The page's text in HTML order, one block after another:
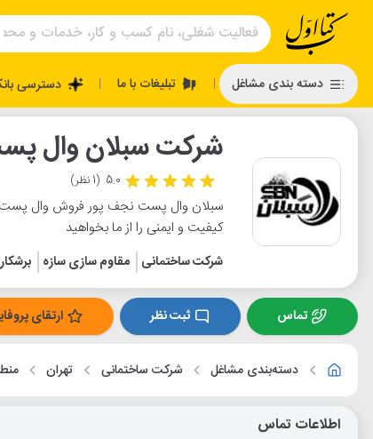
دسته بندی مشاغل | تبلیغات با ما | دسترسی
شرکت سبلان وال
5.0 (1 نظر)
سبلان وال پست نجف پور فروش وال پست
کیفیت و ایمنی را از ما بخواهید
شرکت ساختمانی مقاوم سازی سازه
تماس ثبت نظر ارتقای
دسته‌بندی مشاغل شرکت ساختمانی تهران
اطلاعات تماس